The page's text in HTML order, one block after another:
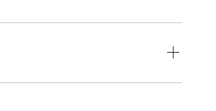
et affichés au
la créatrice Petit Poirier